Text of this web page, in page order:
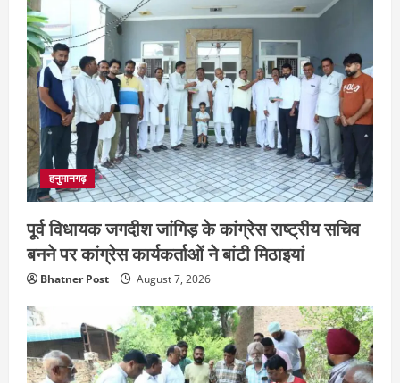
हनुमानगढ़
पूर्व विधायक जगदीश जांगिड़ के कांग्रेस राष्ट्रीय सचिव
बनने पर कांग्रेस कार्यकर्ताओं ने बांटी मिठाइयां
Bhatner Post August 7, 2026